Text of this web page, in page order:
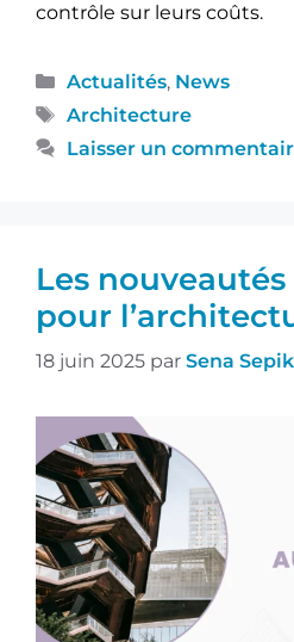
contrôle sur leurs coûts.
Actualités, News
Architecture
Laisser un
Les
pour
18 juin 2025 par Sena Sepik